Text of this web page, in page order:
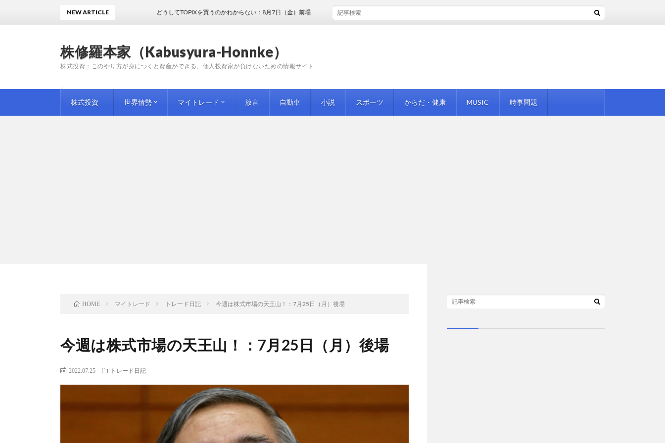
株修羅本家（Kabusyura-Honnke）
株式投資：このやり方が身につくと資産ができる、個人投資家が負けないための情報サイト
株式投資 世界情勢 マイトレード 放言 自動車 小説 スポーツ からだ・健康 MUSIC 時事問題
NEW ARTICLE どうしてTOPIXを買うのかわからない：8月7日（金）前場
HOME マイトレード トレード日記 今週は株式市場の天王山！：7月25日（月）後場
今週は株式市場の天王山！：7月25日（月）後場
2022.07.25 トレード日記